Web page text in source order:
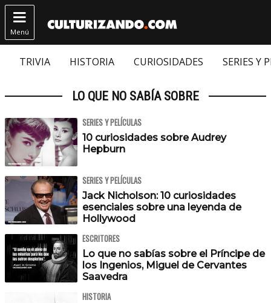

Menú
TRIVIA HISTORIA CURIOSIDADES SERIES Y
LO QUE NO SABÍA SOBRE
SERIES Y PELÍCULAS
10 curiosidades sobre Audrey
Hepburn
SERIES Y PELÍCULAS
Jack Nicholson: 10 curiosidades
esenciales sobre una leyenda de
Hollywood
ESCRITORES
Lo que no sabías sobre el Príncipe de
los Ingenios, Miguel de Cervantes
Saavedra
HISTORIA